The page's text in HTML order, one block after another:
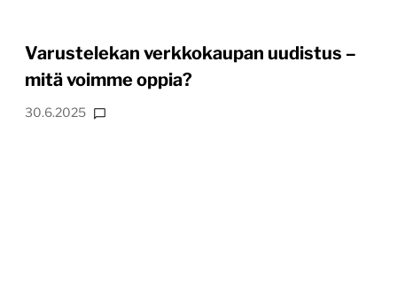
Varustelekan verkkokaupan uudistus –
mitä voimme oppia?
30.6.2025